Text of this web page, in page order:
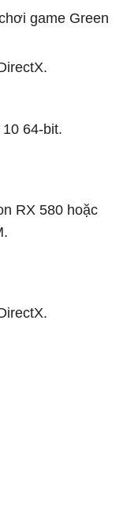
game Green
64-bit.
RX 580 hoặc